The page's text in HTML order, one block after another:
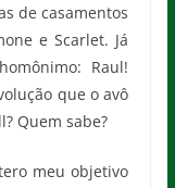
de casamentos
e Scarlet. Já
Raul!
que o avô
Quem sabe?
meu objetivo